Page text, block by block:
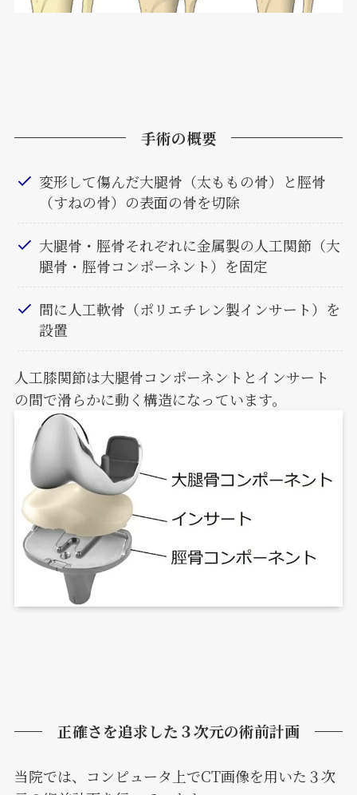
手術の概要
変形して傷んだ大腿骨（太ももの骨）と脛骨
（すねの骨）の表面の骨を切除
大腿骨・脛骨それぞれに金属製の人工関節（大
腿骨・脛骨コンポーネント）を固定
間に人工軟骨（ポリエチレン製インサート）を
設置
人工膝関節は大腿骨コンポーネントとインサート
の間で滑らかに動く構造になっています。
正確さを追求した３次元の術前計画
当院では、コンピュータ上でCT画像を用いた３次